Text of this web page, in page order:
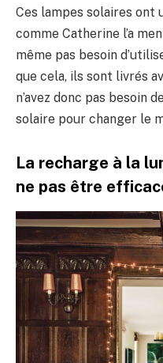
Ces lampes solaires ont
comme Catherine l’a
même pas besoin
que cela, ils sont livrés
n’avez donc pas besoin
solaire pour changer le
La recharge à la
ne pas être